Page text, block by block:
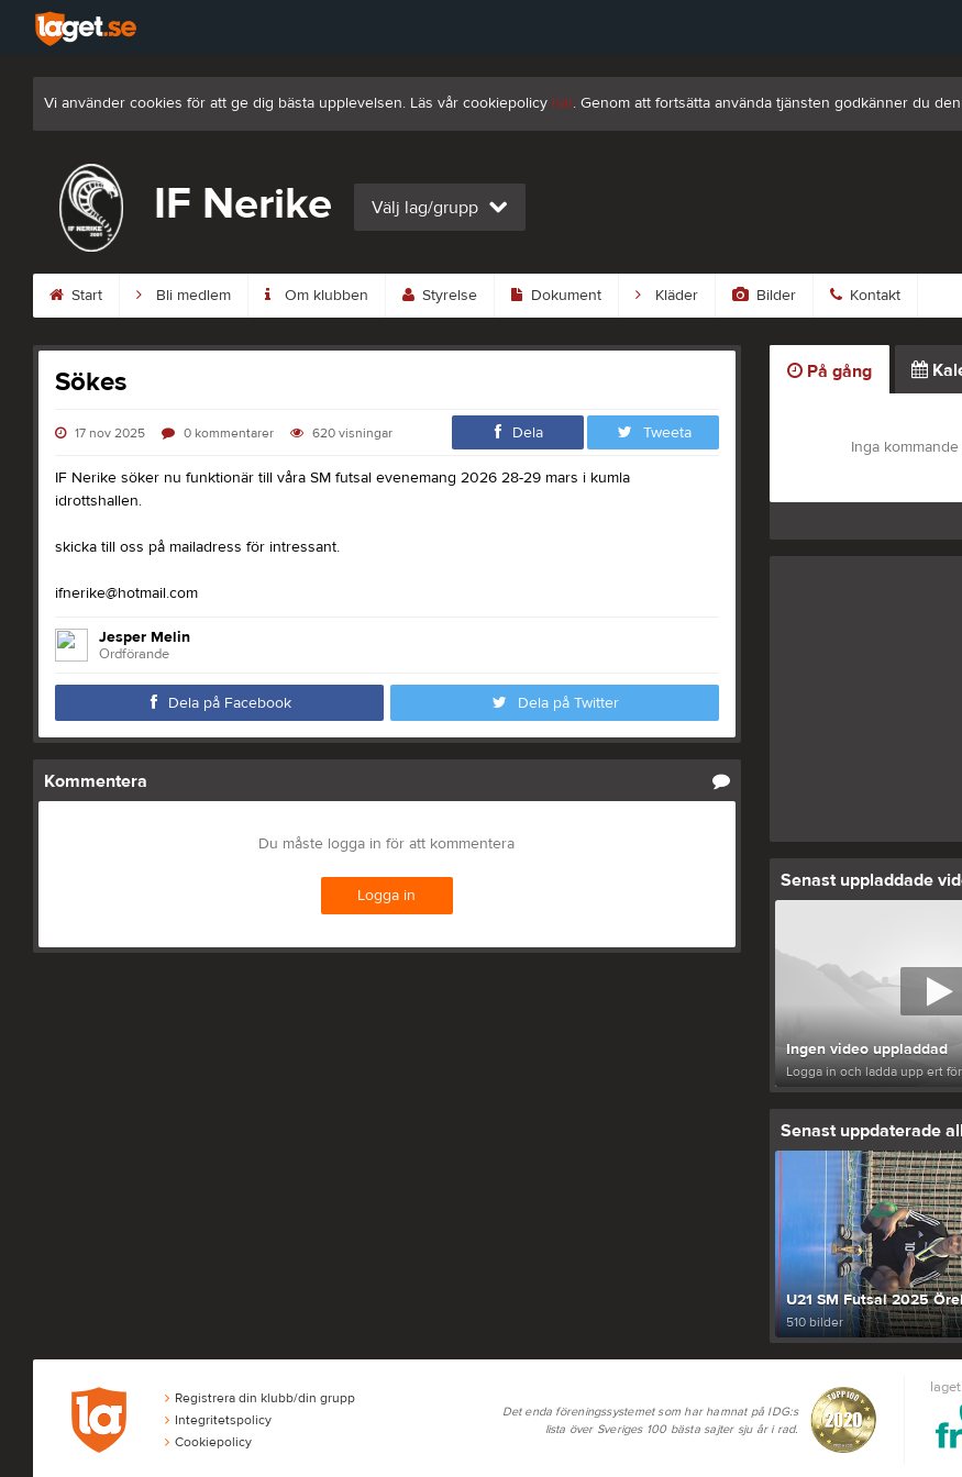
Vi använder cookies för att ge dig bästa upplevelsen. Läs vår cookiepolicy här. Genom att fortsätta använda tjänsten godkänner du
IF Nerike Välj lag/grupp
Start Bli medlem Om klubben Styrelse Dokument Kläder Bilder Kontakt
Sökes
17 nov 2025 0 kommentarer 620visningar Dela Tweeta
IF Nerike söker nu funktionär till våra SM futsal evenemang 2026 28-29 mars i kumla
idrottshallen.
skicka till oss på mailadress för intressant.
ifnerike@hotmail.com
Jesper Melin
Ordförande
Dela på Facebook Dela på Twitter
Kommentera
Du måste logga in för att kommentera
Logga in
På gång
Inga
Senast uppladdade
Ingen video uppladdad
Logga in och ladda upp ert
Senast uppdaterade
U21 SM Futsal 2025
510 bilder
Registrera din klubb/din grupp
Integritetspolicy
Cookiepolicy
Det enda föreningssystemet som har hamnat på IDG:s
lista över Sveriges 100 bästa sajter sju år i rad.